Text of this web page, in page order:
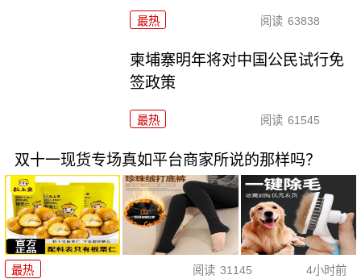
最热 阅读 63838
柬埔寨明年将对中国公民试行免
签政策
最热 阅读 61545
双十一现货专场真如平台商家所说的那样吗？
最热 阅读 31145 4小时前